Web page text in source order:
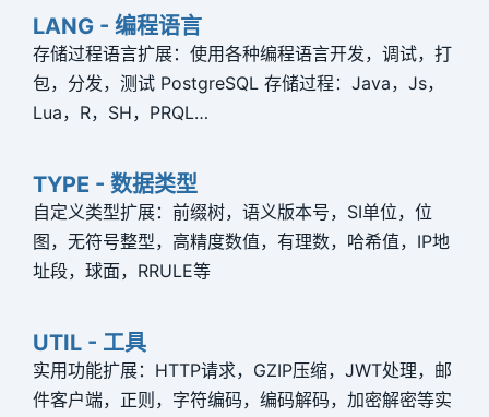
LANG - 编程语言
存储过程语言扩展：使用各种编程语言开发，调试，打
包，分发，测试 PostgreSQL 存储过程：Java，Js，
Lua，R，SH，PRQL…
TYPE - 数据类型
自定义类型扩展：前缀树，语义版本号，SI单位，位
图，无符号整型，高精度数值，有理数，哈希值，IP地
址段，球面，RRULE等
UTIL - 工具
实用功能扩展：HTTP请求，GZIP压缩，JWT处理，邮
件客户端，正则，字符编码，编码解码，加密解密等实